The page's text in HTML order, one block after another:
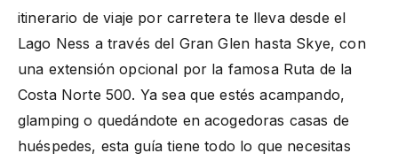
itinerario de viaje por carretera te lleva desde el
Lago Ness a través del Gran Glen hasta Skye, con
una extensión opcional por la famosa Ruta de la
Costa Norte 500. Ya sea que estés acampando,
glamping o quedándote en acogedoras casas de
huéspedes, esta guía tiene todo lo que necesitas